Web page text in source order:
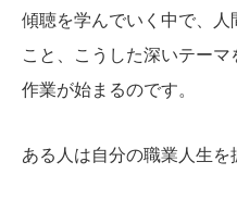
傾聴を学んでいく中で、人
こと、こうした深いテー
作業が始まるのです。
ある人は自分の職業人生を